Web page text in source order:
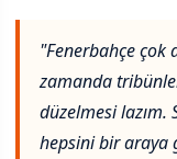
"Fenerbahçe çok
zamanda
düzelmesi lazım.
hepsini bir araya